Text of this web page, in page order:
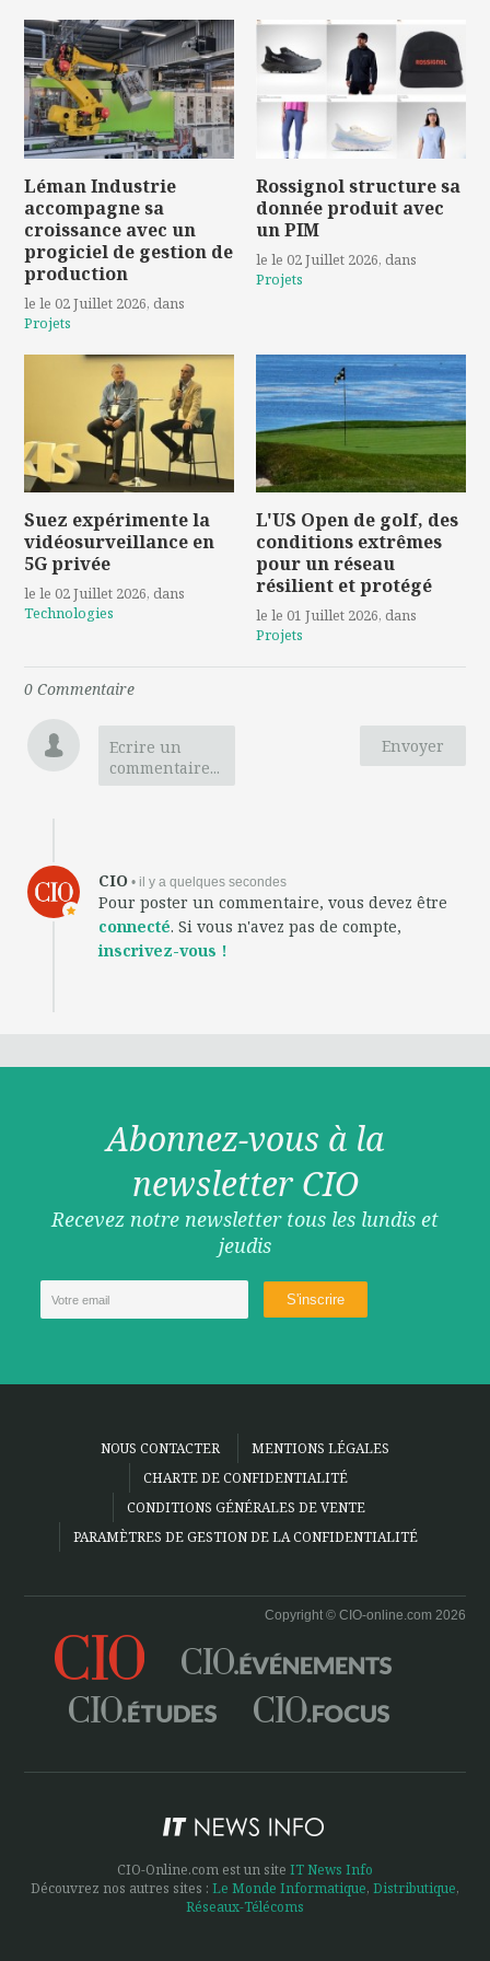
Léman Industrie
accompagne sa
croissance avec un
progiciel de gestion de
production
le le 02 Juillet 2026, dans
Projets
Rossignol structure sa
donnée produit avec
un PIM
le le 02 Juillet 2026, dans
Projets
Suez expérimente la
vidéosurveillance en
5G privée
le le 02 Juillet 2026, dans
Technologies
L'US Open de golf, des
conditions extrêmes
pour un réseau
résilient et protégé
le le 01 Juillet 2026, dans
Projets
0 Commentaire
Envoyer
Ecrire un
commentaire...
CIO • il y a quelques secondes
Pour poster un commentaire, vous devez être
connecté. Si vous n'avez pas de compte,
inscrivez-vous !
Abonnez-vous à la
newsletter CIO
Recevez notre newsletter tous les lundis et
jeudis
NOUS CONTACTER
MENTIONS LÉGALES
CHARTE DE CONFIDENTIALITÉ
CONDITIONS GÉNÉRALES DE VENTE
PARAMÈTRES DE GESTION DE LA CONFIDENTIALITÉ
Copyright © CIO-online.com 2026
CIO-Online.com est un site IT News Info
Découvrez nos autres sites : Le Monde Informatique, Distributique,
Réseaux-Télécoms